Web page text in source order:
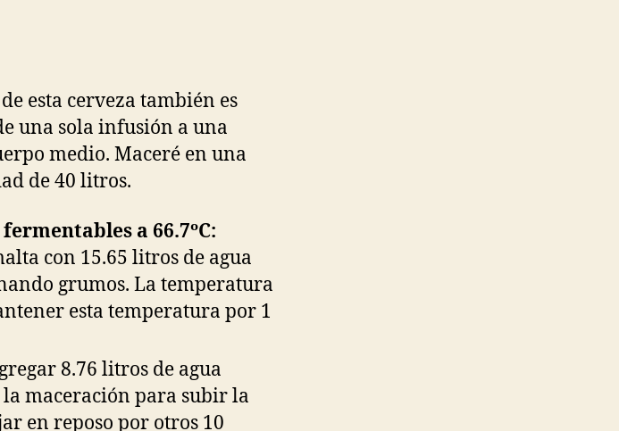
esta cerveza también es
una sola infusión a una
medio. Maceré en una
de 40 litros.
a 66.7ºC:
con 15.65 litros de agua
grumos. La temperatura
esta temperatura por 1
8.76 litros de agua
la maceración para subir la
en reposo por otros 10